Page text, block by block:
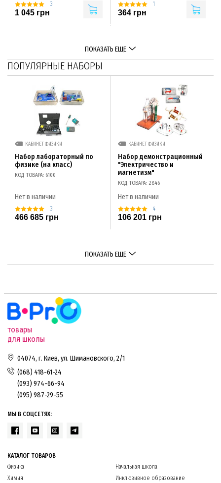
3
1 045 грн
1
364 грн
ПОКАЗАТЬ ЕЩЕ
ПОПУЛЯРНЫЕ НАБОРЫ
КАБИНЕТ ФИЗИКИ
Набор лабораторный по
физике (на класс)
КОД ТОВАРА: 6100
Нет в наличии
3
466 685 грн
КАБИНЕТ ФИЗИКИ
Набор демонстрационный
"Электричество и
магнетизм"
КОД ТОВАРА: 2846
Нет в наличии
4
106 201 грн
ПОКАЗАТЬ ЕЩЕ
товары
для школы
04074, г. Киев, ул. Шимановского, 2/1
(068) 418-61-24
(093) 974-66-94
(095) 987-29-55
МЫ В СОЦСЕТЯХ:
КАТАЛОГ ТОВАРОВ
Физика
Химия
Начальная школа
Инклюзивное образование